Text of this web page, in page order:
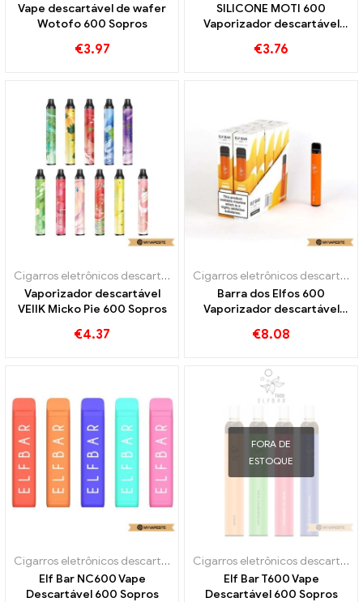
Vape descartável de wafer
Wotofo 600 Sopros
€3.97
SILICONE MOTI 600
Vaporizador descartável
€3.76
Cigarros eletrônicos descartáveis
Vaporizador descartável
VEIIK Micko Pie 600 Sopros
€4.37
Cigarros eletrônicos descartáveis
Barra dos Elfos 600
Vaporizador descartável
€8.08
Cigarros eletrônicos descartáveis
Elf Bar NC600 Vape
Descartável 600 Sopros
FORA DE
ESTOQUE
Cigarros eletrônicos descartáveis
Elf Bar T600 Vape
Descartável 600 Sopros